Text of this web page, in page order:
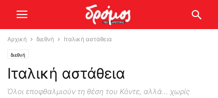
Αρχική διεθνή Ιταλική αστάθεια
διεθνή
Ιταλική αστάθεια
Όλοι εποφθαλμιούν τη θέση του Κόντε, αλλά… χωρίς